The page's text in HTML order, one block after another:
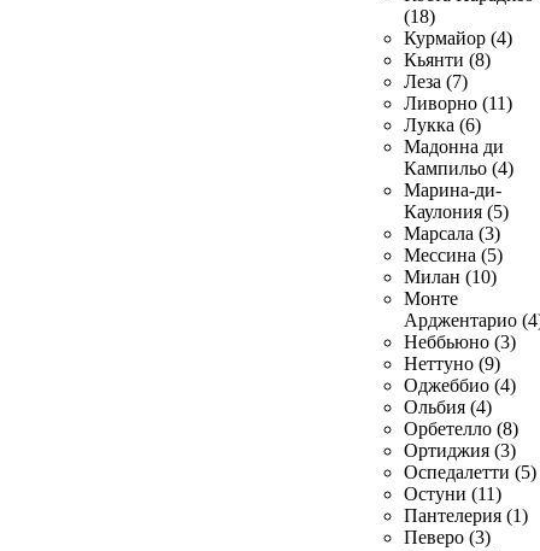
(18)
Курмайор (4)
Кьянти (8)
Леза (7)
Ливорно (11)
Лукка (6)
Мадонна ди
Кампильо (4)
Марина-ди-
Каулония (5)
Марсала (3)
Мессина (5)
Милан (10)
Монте
Арджентарио
Неббьюно (3)
Неттуно (9)
Оджеббио (4)
Ольбия (4)
Орбетелло (8)
Ортиджия (3)
Оспедалетти (5)
Остуни (11)
Пантелерия (1)
Певеро (3)